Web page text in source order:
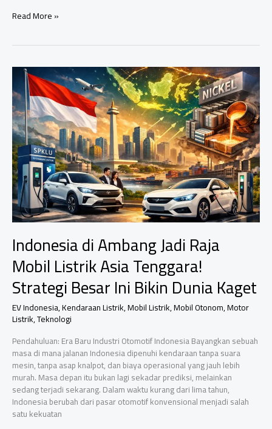
2030
Listrik?
Fakta
Mengejutkan
Ini
Bikin
Anda
Pikir
Ulang!
Read More »
Indonesia di Ambang Jadi Raja
Mobil Listrik Asia Tenggara!
Strategi Besar Ini Bikin Dunia Kaget
EV Indonesia,Kendaraan Listrik,Mobil Listrik,Mobil Otonom,Motor
Listrik,Teknologi
Pendahuluan: Era Baru Industri Otomotif Indonesia Bayangkan sebuah
masa di mana jalanan Indonesia dipenuhi kendaraan tanpa suara
mesin, tanpa asap knalpot, dan biaya operasional yang jauh lebih
murah. Masa depan itu bukan lagi sekadar prediksi, melainkan
sedang terjadi sekarang. Dalam waktu kurang dari lima tahun,
Indonesia berubah dari pasar otomotif konvensional menjadi salah
satu kekuatan